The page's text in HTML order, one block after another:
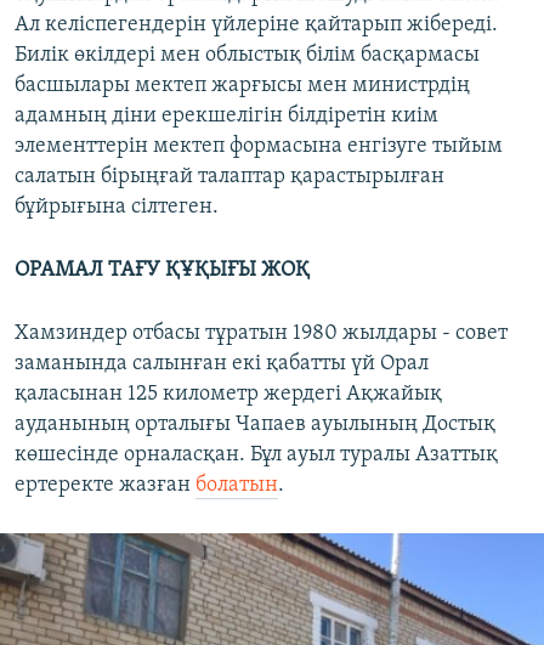
Ал келіспегендерін үйлеріне қайтарып жібереді.
Билік өкілдері мен облыстық білім басқармасы
басшылары мектеп жарғысы мен министрдің
адамның діни ерекшелігін білдіретін киім
элементтерін мектеп формасына енгізуге тыйым
салатын бірыңғай талаптар қарастырылған
бұйрығына сілтеген.
ОРАМАЛ ТАҒУ ҚҰҚЫҒЫ ЖОҚ
Хамзиндер отбасы тұратын 1980 жылдары - совет
заманында салынған екі қабатты үй Орал
қаласынан 125 километр жердегі Ақжайық
ауданының орталығы Чапаев ауылының Достық
көшесінде орналасқан. Бұл ауыл туралы Азаттық
ертеректе жазған болатын.